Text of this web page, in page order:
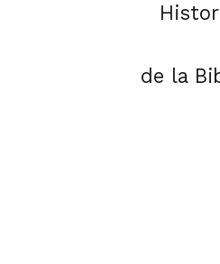
de la